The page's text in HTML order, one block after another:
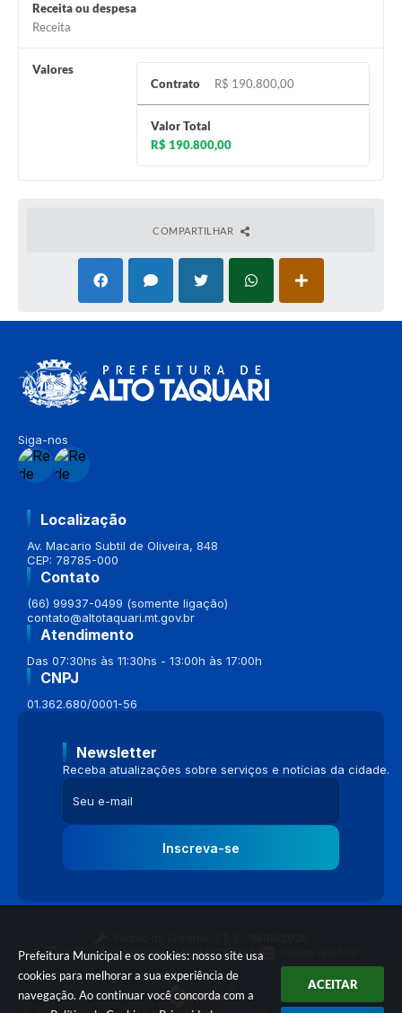
Prefeitura Municipal e os cookies: nosso site usa
cookies para melhorar a sua experiência de
navegação. Ao continuar você concorda com a
ACEITAR
Receita ou despesa
Receita
Valores
Contrato
R$ 190.800,00
Valor Total
R$ 190.800,00
COMPARTILHAR
Siga-nos
Localização
Av. Macario Subtil de Oliveira, 848
CEP: 78785-000
Contato
(66) 99937-0499 (somente ligação)
contato@altotaquari.mt.gov.br
Atendimento
Das 07:30hs às 11:30hs - 13:00h às 17:00h
CNPJ
01.362.680/0001-56
Newsletter
Receba atualizações sobre serviços e notícias da cidade.
Inscreva-se
Portal atualizado em:04/08/2026 16:58